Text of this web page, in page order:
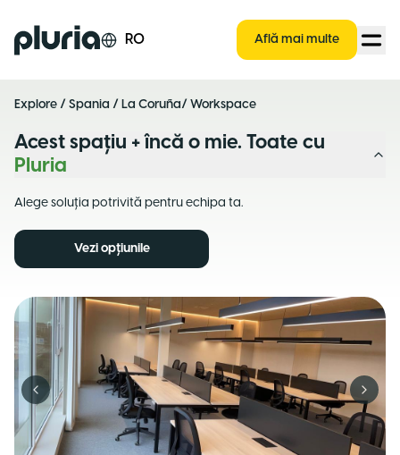
Logo Pluria RO Află mai multe
Explore / Spania / La Coruña/ Workspace
Acest spațiu + încă o mie. Toate cu
Pluria
Alege soluția potrivită pentru echipa ta.
Vezi opțiunile
Previous slide Next